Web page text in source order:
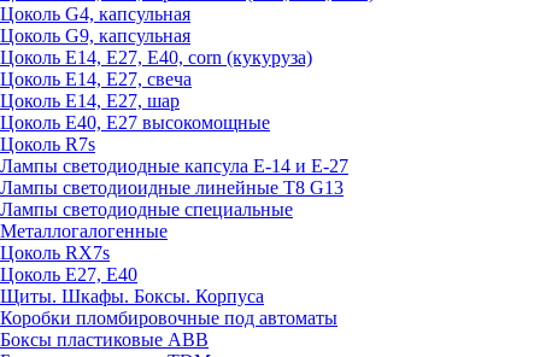
Цоколь G4, капсульная
Цоколь G9, капсульная
Цоколь Е14, Е27, Е40, corn (кукуруза)
Цоколь Е14, Е27, свеча
Цоколь Е14, Е27, шар
Цоколь Е40, Е27 высокомощные
Цоколь R7s
Лампы светодиодные капсула Е-14 и Е-27
Лампы светодиоидные линейные T8 G13
Лампы светодиодные специальные
Металлогалогенные
Цоколь RX7s
Цоколь Е27, E40
Щиты. Шкафы. Боксы. Корпуса
Коробки пломбировочные под автоматы
Боксы пластиковые ABB